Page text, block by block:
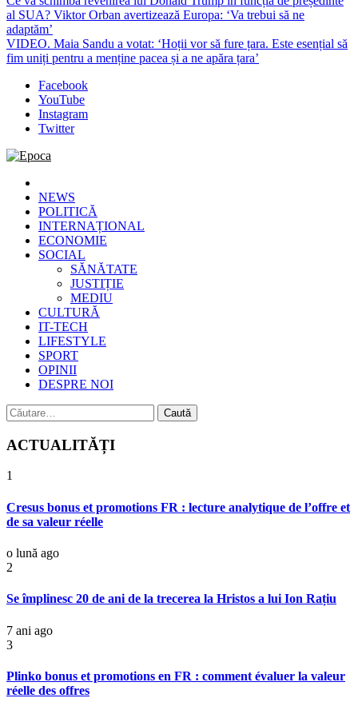
al SUA? Viktor Orban avertizează Europa: ‘Va trebui să ne
adaptăm’
VIDEO. Maia Sandu a votat: ‘Hoții vor să fure țara. Este esențial să
fim uniți pentru a menține pacea și a ne apăra țara’
Facebook
YouTube
Instagram
Twitter
Epoca
Cele mai noi știri online din România
NEWS
POLITICĂ
INTERNAȚIONAL
ECONOMIE
SOCIAL
SĂNĂTATE
JUSTIȚIE
MEDIU
CULTURĂ
IT-TECH
LIFESTYLE
SPORT
OPINII
DESPRE NOI
Caută
după:
ACTUALITĂȚI
1
Cresus bonus et promotions FR : lecture analytique de l’offre et
de sa valeur réelle
o lună ago
2
Se împlinesc 20 de ani de la trecerea la Hristos a lui Ion Rațiu
7 ani ago
3
Plinko bonus et promotions en FR : comment évaluer la valeur
réelle des offres